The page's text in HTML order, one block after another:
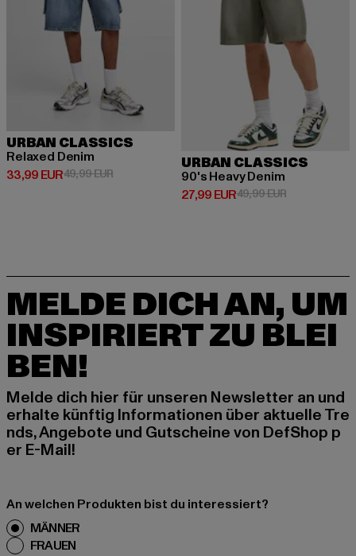
URBAN CLASSICS
Relaxed Denim
33,99 EUR
Derzeitiger Preis: 33,99 EUR
49,99 EURAktionspreis: 49,99 EUR
URBAN CLASSICS
90's Heavy Denim
27,99 EUR
Derzeitiger Preis: 27,99 EUR
49,99 EURAktionspreis:
MELDE DICH AN, UM
INSPIRIERT ZU BLEI
BEN!
Melde dich hier für unseren Newsletter an und
erhalte künftig Informationen über aktuelle Tre
nds, Angebote und Gutscheine von DefShop p
er E-Mail!
An welchen Produkten bist du interessiert?
MÄNNER
FRAUEN